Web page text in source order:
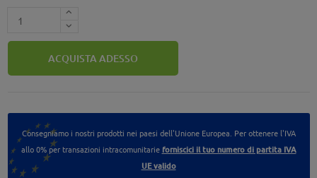
ACQUISTA ADESSO
Consegniamo i nostri prodotti nei paesi dell'Unione Europea. Per ottenere l'IVA
allo 0% per transazioni intracomunitarie forniscici il tuo numero di partita IVA
UE valido